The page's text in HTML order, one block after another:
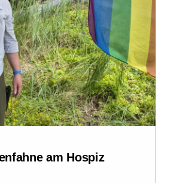
am Hospiz